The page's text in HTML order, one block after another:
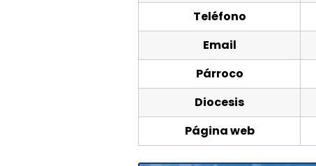
Teléfono
Email
Párroco
Diocesis
Página web